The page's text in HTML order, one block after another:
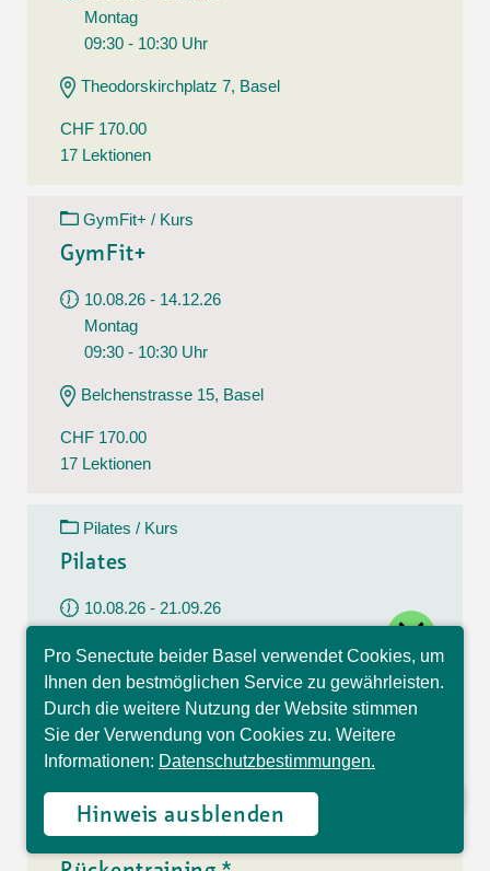
Montag
09:30 - 10:30 Uhr
Theodorskirchplatz 7, Basel
CHF 170.00
17 Lektionen
GymFit+ / Kurs
GymFit+
10.08.26 - 14.12.26
Montag
09:30 - 10:30 Uhr
Belchenstrasse 15, Basel
CHF 170.00
17 Lektionen
Pilates / Kurs
Pilates
10.08.26 - 21.09.26
09:30 - 10:30 Uhr
Im Westfeld 6, Basel
CHF 140.00
7 Lektionen
Rückentraining / Kurs
Pro Senectute beider Basel verwendet Cookies, um
Ihnen den bestmöglichen Service zu gewährleisten.
Durch die weitere Nutzung der Website stimmen
Sie der Verwendung von Cookies zu. Weitere
Informationen: Datenschutzbestimmungen.
Hinweis ausblenden
Hallo, ich bin Sophia und
beantworte gerne Ihre
Fragen.
close